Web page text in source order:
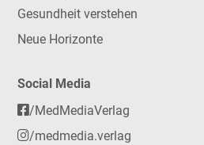
Gesundheit verstehen
Neue Horizonte
Social Media
/MedMediaVerlag
/medmedia.verlag